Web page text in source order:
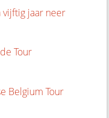
jaar neer
Tour
Belgium Tour